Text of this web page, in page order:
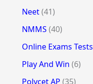
Neet(41)
NMMS (40)
Online Exams Tests
Play And Win (6)
Polycet AP (35)